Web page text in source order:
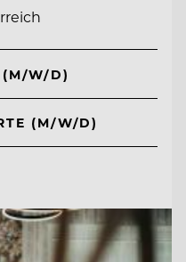
(M/W/D)
(M/W/D)